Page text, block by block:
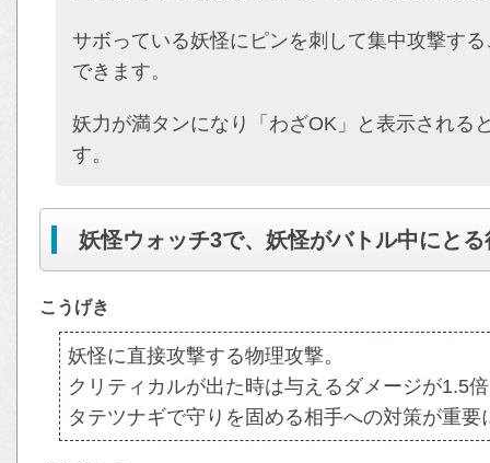
サボっている妖怪にピンを刺して集中攻撃す
できます。
妖力が満タンになり「わざOK」と表示される
す。
妖怪ウォッチ3で、妖怪がバトル中にと
こうげき
妖怪に直接攻撃する物理攻撃。
クリティカルが出た時は与えるダメージが1.5
タテツナギで守りを固める相手への対策が重要